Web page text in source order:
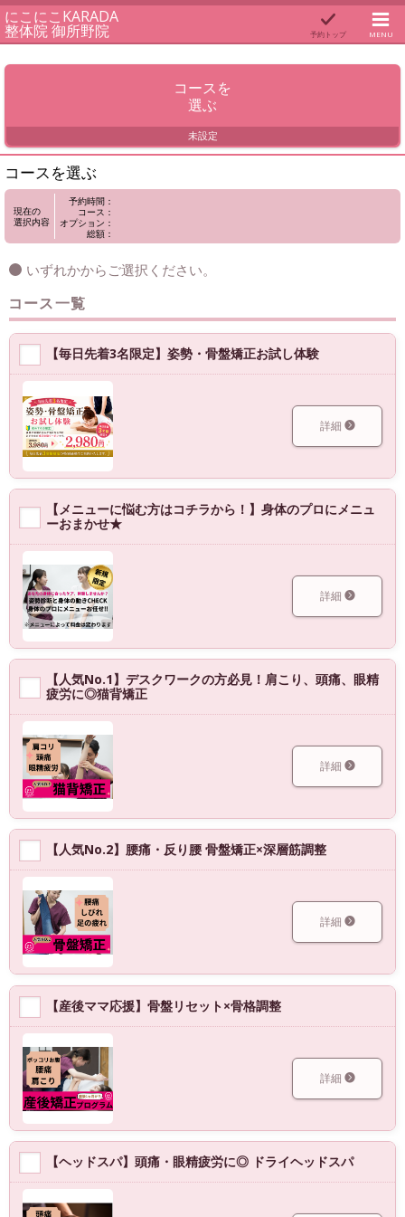
にこにこKARADA
整体院 御所野院 予約トップ MENU
コースを
選ぶ
未設定
コースを選ぶ
現在の
選択内容
予約時間：
コース：
オプション：
総額：
いずれかからご選択ください。
コース一覧
【毎日先着3名限定】姿勢・骨盤矯正お試し体験
詳細
【メニューに悩む方はコチラから！】身体のプロにメニュ
ーおまかせ★
詳細
【人気No.1】デスクワークの方必見！肩こり、頭痛、眼精
疲労に◎猫背矯正
詳細
【人気No.2】腰痛・反り腰 骨盤矯正×深層筋調整
詳細
【産後ママ応援】骨盤リセット×骨格調整
詳細
【ヘッドスパ】頭痛・眼精疲労に◎ ドライヘッドスパ